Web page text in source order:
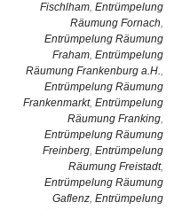
Fischlham, Entrümpelung
Räumung Fornach,
Entrümpelung Räumung
Fraham, Entrümpelung
Räumung Frankenburg a.H.,
Entrümpelung Räumung
Frankenmarkt, Entrümpelung
Räumung Franking,
Entrümpelung Räumung
Freinberg, Entrümpelung
Räumung Freistadt,
Entrümpelung Räumung
Gaflenz, Entrümpelung